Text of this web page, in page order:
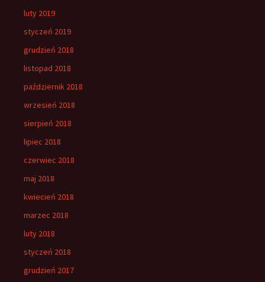
luty 2019
styczeń 2019
grudzień 2018
listopad 2018
październik 2018
wrzesień 2018
sierpień 2018
lipiec 2018
czerwiec 2018
maj 2018
kwiecień 2018
marzec 2018
luty 2018
styczeń 2018
grudzień 2017